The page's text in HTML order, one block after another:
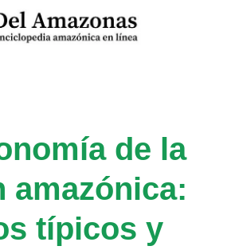
de la
amazónica:
típicos y